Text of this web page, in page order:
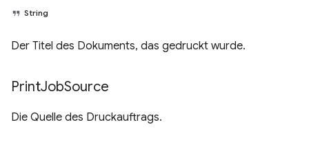
String
Der Titel des Dokuments, das gedruckt wurde.
PrintJobSource
Die Quelle des Druckauftrags.